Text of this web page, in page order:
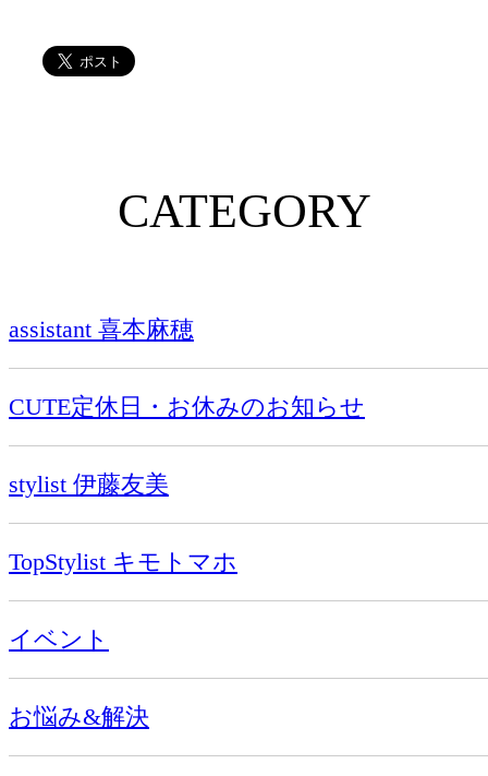
CATEGORY
assistant 喜本麻穂
CUTE定休日・お休みのお知らせ
stylist 伊藤友美
TopStylist キモトマホ
イベント
お悩み&解決